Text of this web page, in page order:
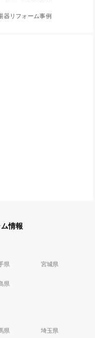
器リフォーム事例
情報
県 宮城県
県
県 埼玉県